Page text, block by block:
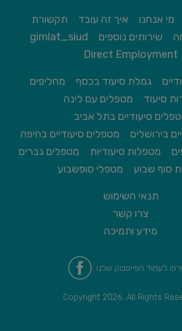
מי אנחנו איך זה עובד
תקשורת
שירותים נוספים
gimlat_siud
Direct Employment
גמלת סיעוד בכסף
מחליפים
סיעוד
מטפלים עם לינה
סיעודיים בתל אביב
בירושלים
מטפלים סיעודיים בחיפה
מטפלות סיעודיות
מטפלים גברים
סוף שבוע
מטפלי סופשבוע
תנאי השימוש
צרו קשר
מידע ותמיכה
לעמוד הפייסבוק שלנו
Copyright 2026. All Rights